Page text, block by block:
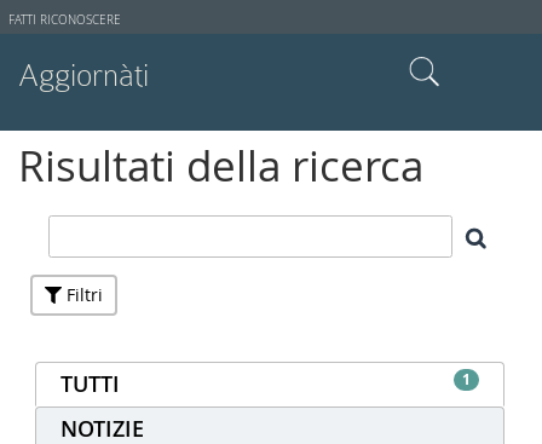
Strumenti
FATTI RICONOSCERE
Aggiornàti
Ricerca avanzata…
Risultati della ricerca
Filtri
TUTTI 1
NOTIZIE